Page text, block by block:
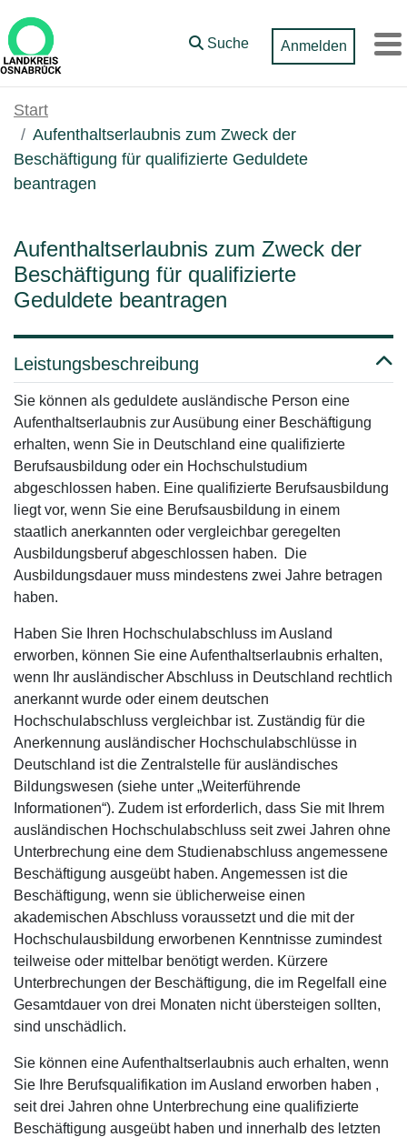
Zum Hauptinhalt springen
Suche Anmelden
Start
Aufenthaltserlaubnis zum Zweck der
Beschäftigung für qualifizierte Geduldete
beantragen
Aufenthaltserlaubnis zum Zweck der
Beschäftigung für qualifizierte
Geduldete beantragen
Leistungsbeschreibung
Sie können als geduldete ausländische Person eine
Aufenthaltserlaubnis zur Ausübung einer Beschäftigung
erhalten, wenn Sie in Deutschland eine qualifizierte
Berufsausbildung oder ein Hochschulstudium
abgeschlossen haben. Eine qualifizierte Berufsausbildung
liegt vor, wenn Sie eine Berufsausbildung in einem
staatlich anerkannten oder vergleichbar geregelten
Ausbildungsberuf abgeschlossen haben. Die
Ausbildungsdauer muss mindestens zwei Jahre betragen
haben.
Haben Sie Ihren Hochschulabschluss im Ausland
erworben, können Sie eine Aufenthaltserlaubnis erhalten,
wenn Ihr ausländischer Abschluss in Deutschland rechtlich
anerkannt wurde oder einem deutschen
Hochschulabschluss vergleichbar ist. Zuständig für die
Anerkennung ausländischer Hochschulabschlüsse in
Deutschland ist die Zentralstelle für ausländisches
Bildungswesen (siehe unter „Weiterführende
Informationen“). Zudem ist erforderlich, dass Sie mit Ihrem
ausländischen Hochschulabschluss seit zwei Jahren ohne
Unterbrechung eine dem Studienabschluss angemessene
Beschäftigung ausgeübt haben. Angemessen ist die
Beschäftigung, wenn sie üblicherweise einen
akademischen Abschluss voraussetzt und die mit der
Hochschulausbildung erworbenen Kenntnisse zumindest
teilweise oder mittelbar benötigt werden. Kürzere
Unterbrechungen der Beschäftigung, die im Regelfall eine
Gesamtdauer von drei Monaten nicht übersteigen sollten,
sind unschädlich.
Sie können eine Aufenthaltserlaubnis auch erhalten, wenn
Sie Ihre Berufsqualifikation im Ausland erworben haben ,
seit drei Jahren ohne Unterbrechung eine qualifizierte
Beschäftigung ausgeübt haben und innerhalb des letzten